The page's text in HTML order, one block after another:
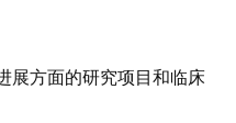
展方面的研究项目和临床